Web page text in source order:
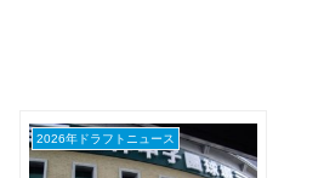
2026年ドラフトニュース